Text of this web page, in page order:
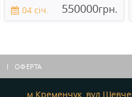
04 січ.
550000грн.
ОФЕРТА
м.Кременчук,